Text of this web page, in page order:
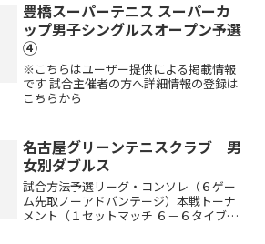
豊橋スーパーテニス スーパーカ
ップ男子シングルスオープン予選
④
※こちらはユーザー提供による掲載情報
です 試合主催者の方へ詳細情報の登録は
こちらから
名古屋グリーンテニスクラブ 男
女別ダブルス
試合方法予選リーグ・コンソレ（６ゲー
ム先取ノーアドバンテージ）本戦トーナ
メント（１セットマッチ ６－６タイブレ